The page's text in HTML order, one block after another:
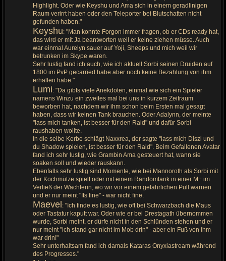
Highlight. Oder wie Keyshu und Ama sich in einem geradlinigen
Raum verirrt haben oder den Teleporter bei Blutschatten nicht
gefunden haben."
Keyshu: "Man konnte Forgon immer fragen, ob er CDs ready hat,
das wird er mit Ja beantworten weil er keine ziehen müsse. Auch
war einmal Aurelyn sauer auf Yoji, Sheeps und mich weil wir
betrunken im Skype waren.
Sehr lustig fand ich auch, wie ich aktuell Sorbi seinen Druiden auf
1800 im PvP gecarried habe aber noch keine Bezahlung von ihm
erhalten habe."
Lumi: "Da gibts viele Anekdoten, einmal wie sich ein Spieler
namens Winzu ein zweites mal bei uns in kurzem Zeitraum
beworben hat, nachdem wir ihm schon beim Ersten mal gesagt
haben, dass wir keinen Tank brauchen. Oder Adalynn, der meinte
"lass mich tanken, ist besser für den Raid" und dafür Sorbi
raushaben wollte.
In die selbe Kerbe schlägt Naxxrea, der sagte "lass mich Diszi und
du Shadow spielen, ist besser für den Raid". Beim Gefallenen Avatar
fand ich sehr lustig, wie Grambin Ama gesteuert hat, wann sie
soaken soll und wieder rauskann.
Ebenfalls sehr lustig sind Momente, wie bei Mannoroth als Sorbi mit
der Kochmütze spielt oder mit einem Randomtank in einer M+ im
Verließ der Wächterin, wo wir vor einem gefährlichen Pull warnen
und er nur meint "Its fine" - war nicht fine.
Maevel: "Ich finde es lustig, wie oft bei Schwarzbach die Maus
oder Tastatur kaputt war. Oder wie er bei Drestagath übernommen
wurde, Sorbi meint, er dürfe nicht in den Schlünden stehen und er
nur meint "ich stand gar nicht im Mob drin" - aber ein Fuß von ihm
war drin!"
Sehr unterhaltsam fand ich damals Kataras Onyxiastream während
des Progresses."